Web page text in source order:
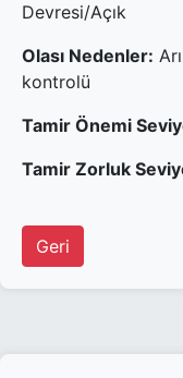
Devresi/Açık
Olası Nedenler:
kontrolü
Tamir Önemi
Tamir Zorluk
Geri